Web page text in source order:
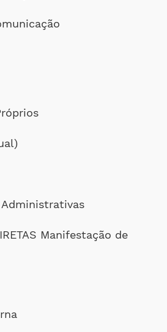
Manifestação de